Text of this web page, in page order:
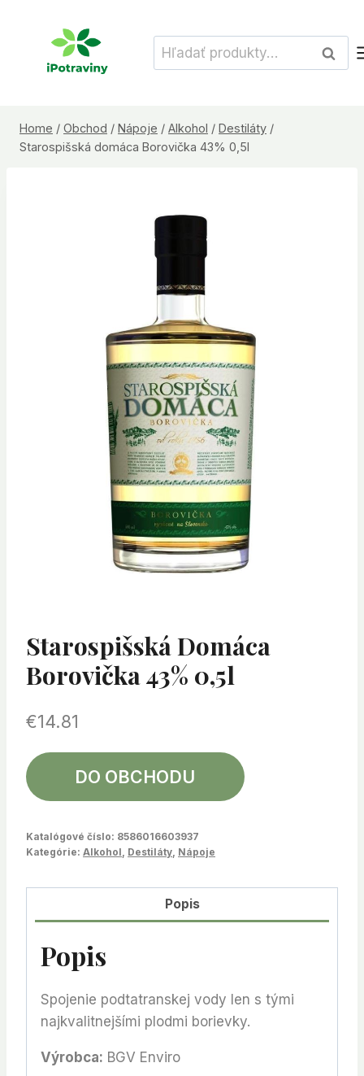
Hľadať:
Home / Obchod / Nápoje / Alkohol / Destiláty /
Starospišská domáca Borovička 43% 0,5l
Starospišská Domáca
Borovička 43% 0,5l
€14.81
DO OBCHODU
Katalógové číslo: 8586016603937
Kategórie: Alkohol Destiláty Nápoje
Popis
Popis
Spojenie podtatranskej vody len s tými
najkvalitnejšími plodmi borievky.
Výrobca: BGV Enviro